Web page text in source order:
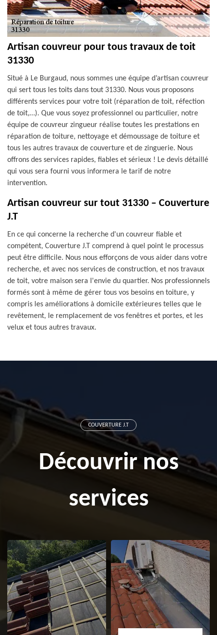
Artisan couvreur pour tous travaux de toit
31330
Situé à Le Burgaud, nous sommes une équipe d’artisan couvreur
qui sert tous les toits dans tout 31330. Nous vous proposons
différents services pour votre toit (réparation de toit, réfection
de toit,…). Que vous soyez professionnel ou particulier, notre
équipe de couvreur zingueur réalise toutes les prestations en
réparation de toiture, nettoyage et démoussage de toiture et
tous les autres travaux de couverture et de zinguerie. Nous
offrons des services rapides, fiables et sérieux ! Le devis détaillé
qui vous sera fourni vous informera le tarif de notre
intervention.
Artisan couvreur sur tout 31330 – Couverture
J.T
En ce qui concerne la recherche d'un couvreur fiable et
compétent, Couverture J.T comprend à quel point le processus
peut être difficile. Nous nous efforçons de vous aider dans votre
recherche, et avec nos services de construction, et nos travaux
de toit, votre maison sera l'envie du quartier. Nos professionnels
formés sont à même de gérer tous vos besoins en toiture, y
compris les améliorations à domicile extérieures telles que le
revêtement, le remplacement de vos fenêtres et portes, et les
velux et tous autres travaux.
COUVERTURE J.T
Découvrir nos
services